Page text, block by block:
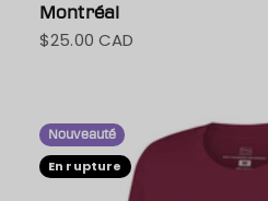
Montréal
Prix de vente
$25.00 CAD
Nouveauté
En rupture